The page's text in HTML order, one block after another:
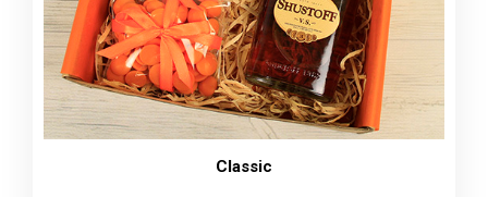
Classic